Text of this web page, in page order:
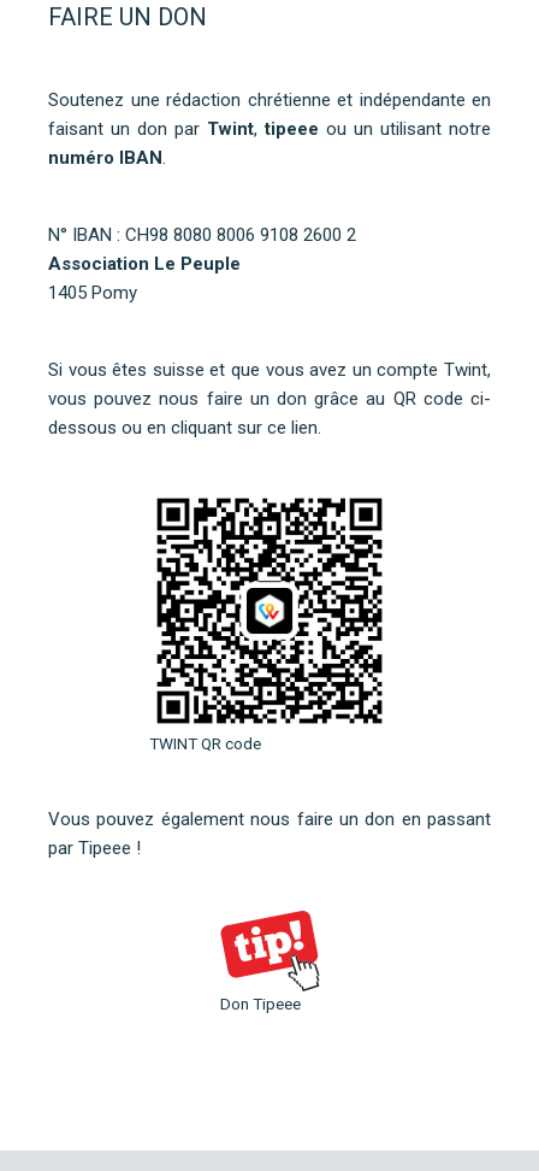
FAIRE UN DON
Soutenez une rédaction chrétienne et indépendante en
faisant un don par Twint,tipeee ou un utilisant notre
numéro IBAN.
N° IBAN : CH98 8080 8006 9108 2600 2
Association Le Peuple
1405 Pomy
Si vous êtes suisse et que vous avez un compte Twint,
vous pouvez nous faire un don grâce au QR code ci-
dessous ou en cliquant sur ce lien.
TWINT QR code
Vous pouvez également nous faire un don en passant
par Tipeee !
Don Tipeee